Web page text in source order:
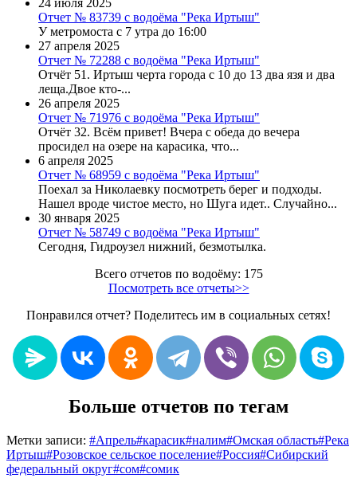
24 июля 2025
Отчет № 83739 с водоёма "Река Иртыш"
У метромоста с 7 утра до 16:00
27 апреля 2025
Отчет № 72288 с водоёма "Река Иртыш"
Отчёт 51. Иртыш черта города с 10 до 13 два язя и два
леща.Двое кто-...
26 апреля 2025
Отчет № 71976 с водоёма "Река Иртыш"
Отчёт 32. Всём привет! Вчера с обеда до вечера
просидел на озере на карасика, что...
6 апреля 2025
Отчет № 68959 с водоёма "Река Иртыш"
Поехал за Николаевку посмотреть берег и подходы.
Нашел вроде чистое место, но Шуга идет.. Случайно...
30 января 2025
Отчет № 58749 с водоёма "Река Иртыш"
Сегодня, Гидроузел нижний, безмотылка.
Всего отчетов по водоёму: 175
Посмотреть все отчеты>>
Понравился отчет? Поделитесь им в социальных сетях!
Больше отчетов по тегам
Метки записи: #Апрель#карасик#налим#Омская область#Река
Иртыш#Розовское сельское поселение#Россия#Сибирский
федеральный округ#сом#сомик